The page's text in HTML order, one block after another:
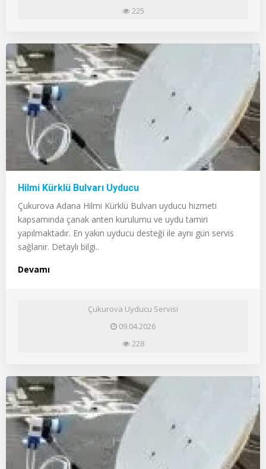
225
Hilmi Kürklü Bulvarı Uyducu
Çukurova Adana Hilmi Kürklü Bulvarı uyducu hizmeti
kapsamında çanak anten kurulumu ve uydu tamiri
yapılmaktadır. En yakın uyducu desteği ile aynı gün servis
sağlanır. Detaylı bilgi..
Devamı
Çukurova Uyducu Servisi
09.04.2026
228